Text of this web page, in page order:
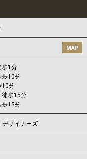
MAP
歩1分
歩10分
10分
徒歩15分
歩15分
デザイナーズ